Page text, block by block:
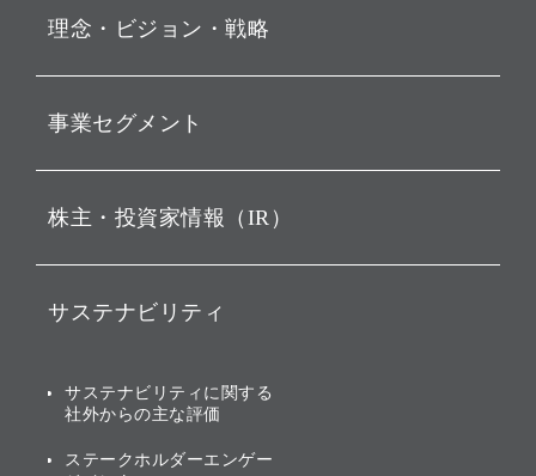
お知らせ
動画配信
理念・ビジョン・戦略
経営理念
ビジョン
戦略
バリュー
ソフトバンクグループの歩
[AI] What dreams are made
事業セグメント
ソフトバンク・ビジョン・
その他
グループ企業一覧
株主・投資家情報（IR）
IRカレンダー
業績・財務
アニュアルレポート
サステナビリティ
トップメッセージ
サステナビリティの考え方
サステナビリティに関する
社外からの主な評価
ステークホルダーエンゲー